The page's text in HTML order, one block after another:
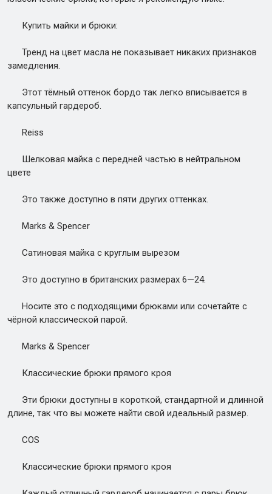
Купить майки и брюки:
Тренд на цвет масла не показывает никаких признаков
замедления.
Этот тёмный оттенок бордо так легко вписывается в
капсульный гардероб.
Reiss
Шелковая майка с передней частью в нейтральном
цвете
Это также доступно в пяти других оттенках.
Marks & Spencer
Сатиновая майка с круглым вырезом
Это доступно в британских размерах 6—24.
Носите это с подходящими брюками или сочетайте с
чёрной классической парой.
Marks & Spencer
Классические брюки прямого кроя
Эти брюки доступны в короткой, стандартной и длинной
длине, так что вы можете найти свой идеальный размер.
COS
Классические брюки прямого кроя